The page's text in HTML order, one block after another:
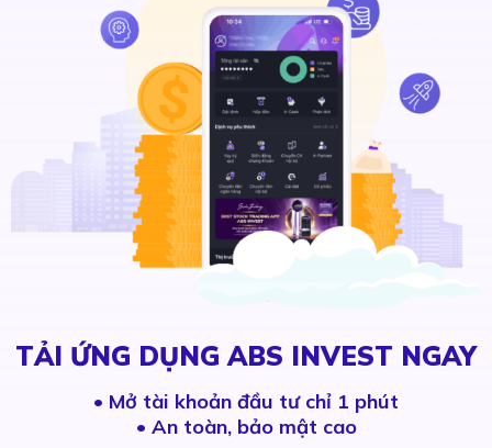
TẢI ỨNG DỤNG ABS INVEST NGAY
• Mở tài khoản đầu tư chỉ 1 phút
• An toàn, bảo mật cao